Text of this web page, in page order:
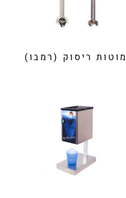
מוטות ריסוק (רמבו)